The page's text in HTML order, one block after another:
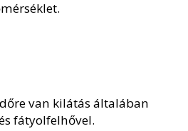
van kilátás általában
fátyolfelhővel.